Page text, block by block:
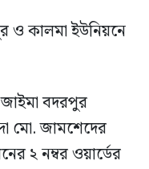
ও কালমা ইউনিয়নে
বদরপুর
মো. জামশেদের
২ নম্বর ওয়ার্ডের